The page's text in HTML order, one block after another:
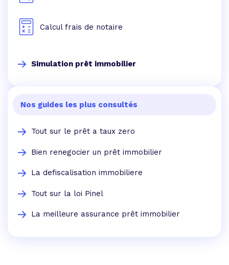
Calcul frais de notaire
Simulation prêt immobilier
Nos guides les plus consultés
Tout sur le prêt a taux zero
Bien renegocier un prêt immobilier
La defiscalisation immobiliere
Tout sur la loi Pinel
La meilleure assurance prêt immobilier